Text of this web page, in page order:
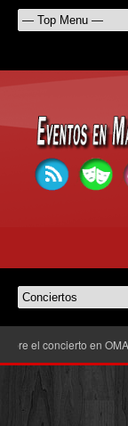
en OMA Sound Marbella